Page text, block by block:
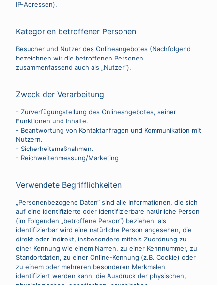
IP-Adressen).
Kategorien betroffener Personen
Besucher und Nutzer des Onlineangebotes (Nachfolgend
bezeichnen wir die betroffenen Personen
zusammenfassend auch als „Nutzer“).
Zweck der Verarbeitung
- Zurverfügungstellung des Onlineangebotes, seiner
Funktionen und Inhalte.
- Beantwortung von Kontaktanfragen und Kommunikation mit
Nutzern.
- Sicherheitsmaßnahmen.
- Reichweitenmessung/Marketing
Verwendete Begrifflichkeiten
„Personenbezogene Daten“ sind alle Informationen, die sich
auf eine identifizierte oder identifizierbare natürliche Person
(im Folgenden „betroffene Person“) beziehen; als
identifizierbar wird eine natürliche Person angesehen, die
direkt oder indirekt, insbesondere mittels Zuordnung zu
einer Kennung wie einem Namen, zu einer Kennnummer, zu
Standortdaten, zu einer Online-Kennung (z.B. Cookie) oder
zu einem oder mehreren besonderen Merkmalen
identifiziert werden kann, die Ausdruck der physischen,